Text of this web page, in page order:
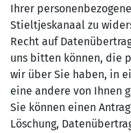
Ihrer
Stieltjeskanaal zu
Recht auf
uns bitten können, die
wir über Sie haben, in
eine andere von Ihnen
Sie können einen
Löschung,